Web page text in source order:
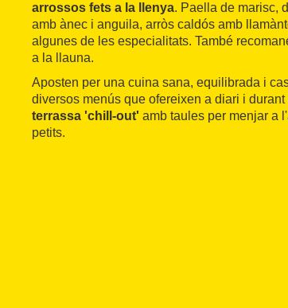
arrossos fets a la llenya. Paella de marisc,
amb ànec i anguila, arròs caldós amb
algunes de les especialitats. També
a la llauna.
Aposten per una cuina sana, equilibrada i
diversos menús que ofereixen a diari i
terrassa 'chill-out' amb taules per menjar a
petits.